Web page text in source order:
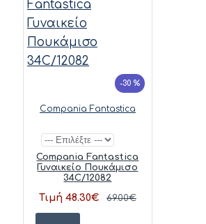
-30 %
Compania Fantastica
Compania Fantastica
Γυναικείο Πουκάμισο
34C/12082
Τιμή 48.30€ 69.00€